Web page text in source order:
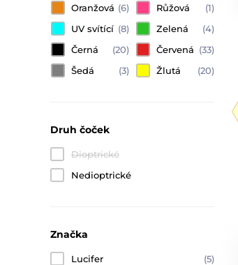
Oranžová (6) Růžová
(1)
UV svítící (8) Zelená
(4)
Černá
(20) Červená (33)
Šedá
(3) Žlutá (20)
Druh čoček
Dioptrické
Nedioptrické
Značka
Lucifer
(5)